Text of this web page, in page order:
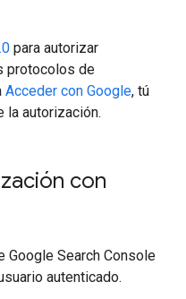
para autorizar
protocolos de
Acceder con Google, tú
la autorización.
con
Google Search Console
autenticado.